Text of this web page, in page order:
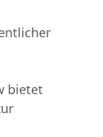
bietet